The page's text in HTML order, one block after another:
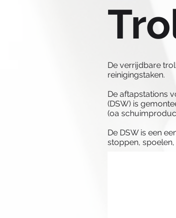
De verrijdbare
reinigingstaken.
De aftapstations
(DSW) is
(oa
De DSW is een
stoppen,